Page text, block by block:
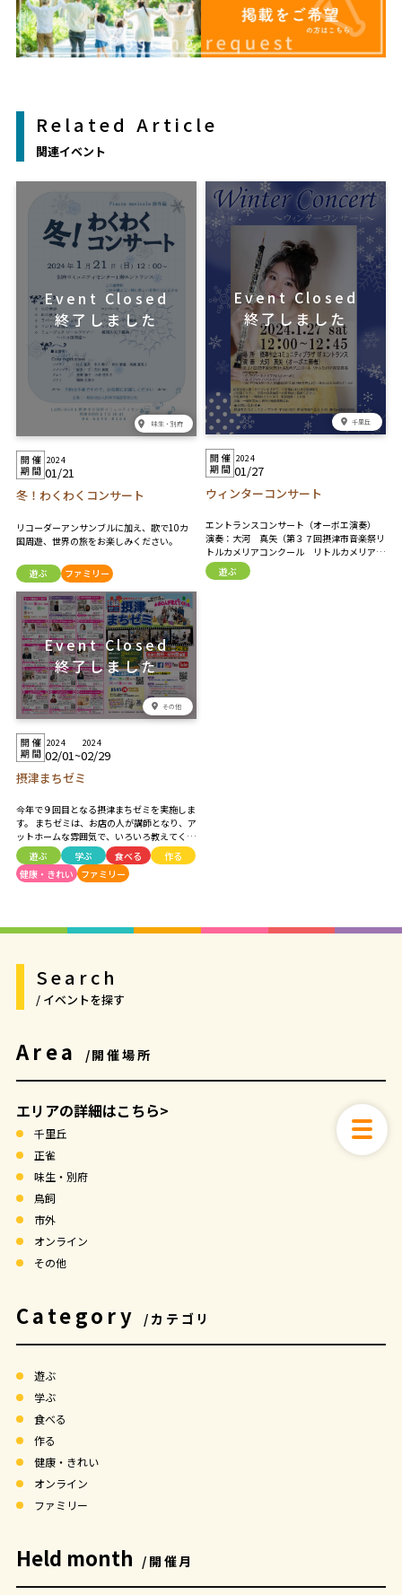
Related Article
関連イベント
味生・別府
2024
01/21
冬！わくわくコンサート
リコーダーアンサンブルに加え、歌で10カ
国周遊、世界の旅をお楽しみください。
遊ぶ ファミリー
千里丘
2024
01/27
ウィンターコンサート
エントランスコンサート（オーボエ演奏）
演奏：大河 真矢（第３７回摂津市音楽祭リ
トルカメリアコンクール リトルカメリア賞
受賞者） プログラム ・ガブリエルのオーボ
エ／E .モリコーネ ・リベルタンゴ／A .ピア
遊ぶ
その他
2024
02/01~
2024
02/29
摂津まちゼミ
今年で９回目となる摂津まちゼミを実施しま
す。 まちゼミは、お店の人が講師となり、ア
ットホームな雰囲気で、いろいろ教えてくれ
たり、体験できるイベントです。 参加費は無
料～材料費程度。 お店からの押し売りが無
いので、お気軽にご参加ください。
遊ぶ 学ぶ 食べる
作る
健康・きれい
ファミリー
Search
/ イベントを探す
Area /開催場所
エリアの詳細はこちら>
千里丘
正雀
味生・別府
鳥飼
市外
オンライン
その他
Category /カテゴリ
遊ぶ
学ぶ
食べる
作る
健康・きれい
オンライン
ファミリー
Held month /開催月